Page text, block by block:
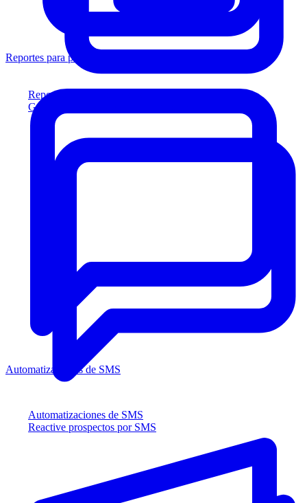
Reportes para prestamistas
Genere reportes listos para el prestamista
Automatizaciones de SMS
Reactive prospectos por SMS
Reportes para prestamistas
Automatizaciones de SMS